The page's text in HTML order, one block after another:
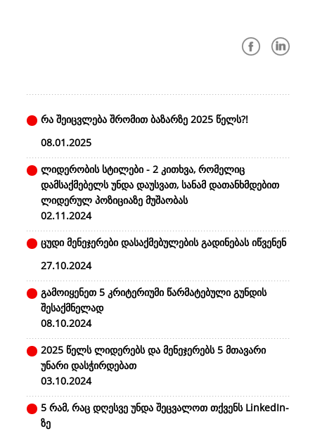
რა შეიცვლება შრომით ბაზარზე 2025 წელს?!
08.01.2025
ლიდერობის სტილები - 2 კითხვა, რომელიც
დამსაქმებელს უნდა დაუსვათ, სანამ დათანხმდებით
ლიდერულ პოზიციაზე მუშაობას
02.11.2024
ცუდი მენეჯერები დასაქმებულების გადინებას იწვენენ
27.10.2024
გამოიყენეთ 5 კრიტერიუმი წარმატებული გუნდის
შესაქმნელად
08.10.2024
2025 წელს ლიდერებს და მენეჯერებს 5 მთავარი
უნარი დასჭირდებათ
03.10.2024
5 რამ, რაც დღესვე უნდა შეცვალოთ თქვენს LinkedIn-
ზე